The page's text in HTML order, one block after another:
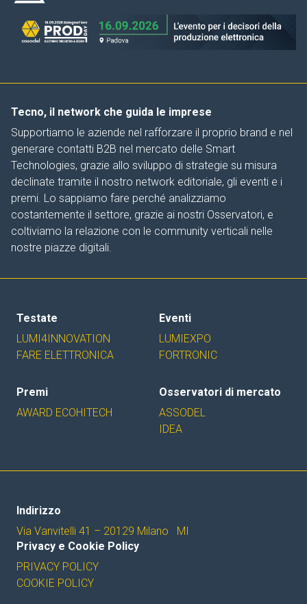
Tecno, il network che guida le imprese
Supportiamo le aziende nel rafforzare il proprio brand e nel
generare contatti B2B nel mercato delle Smart
Technologies, grazie allo sviluppo di strategie su misura
declinate tramite il nostro network editoriale, gli eventi e i
premi. Lo sappiamo fare perché analizziamo
costantemente il settore, grazie ai nostri Osservatori, e
coltiviamo la relazione con le community verticali nelle
nostre piazze digitali.
Testate
LUMI4INNOVATION
FARE ELETTRONICA
Eventi
LUMIEXPO
FORTRONIC
Premi
AWARD ECOHITECH
Osservatori di mercato
ASSODEL
IDEA
Indirizzo
Via Vanvitelli 41 – 20129 Milano MI
Privacy e Cookie Policy
PRIVACY POLICY
COOKIE POLICY